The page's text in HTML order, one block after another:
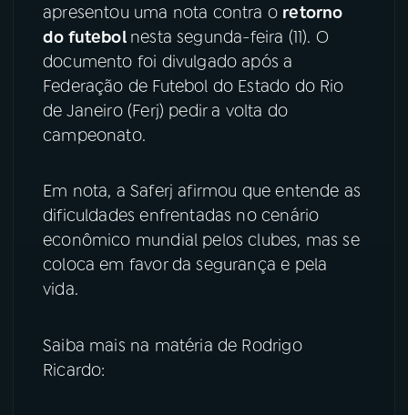
08FESTIVAL DE MÚSICA
ACOMPANHE A RÁDIO NACIONAL
YouTube Facebook
TikTok
apresentou uma nota contra o retorno
do futebol nesta segunda-feira (11). O
documento foi divulgado após a
Federação de Futebol do Estado do Rio
de Janeiro (Ferj) pedir a volta do
campeonato.
Em nota, a Saferj afirmou que entende as
dificuldades enfrentadas no cenário
econômico mundial pelos clubes, mas se
coloca em favor da segurança e pela
vida.
Saiba mais na matéria de Rodrigo
Ricardo: